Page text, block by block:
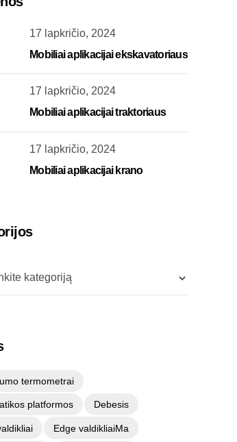
17 lapkričio, 2024
Mobiliai aplikacijai ekskavatoriaus
17 lapkričio, 2024
Mobiliai aplikacijai traktoriaus
17 lapkričio, 2024
Mobiliai aplikacijai krano
termometrai
platformos Debesis
Edge valdikliaiMa